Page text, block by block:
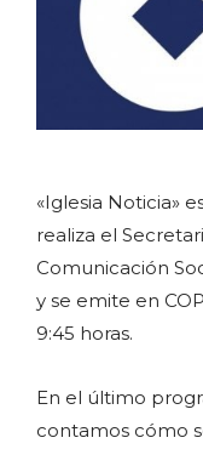
«Iglesia Noticia»
realiza el
Comunicación
y se emite en
9:45 horas.
En el último
contamos cómo